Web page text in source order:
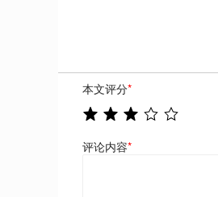
本文评分*
评论内容*